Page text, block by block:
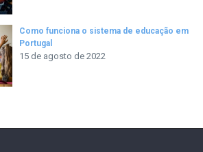
Como funciona o sistema de educação em
Portugal
15 de agosto de 2022